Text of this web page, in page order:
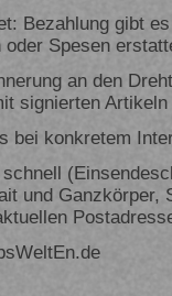
Bezahlung gibt
oder Spesen
an den
signierten
bei konkretem
und Ganzkörper,